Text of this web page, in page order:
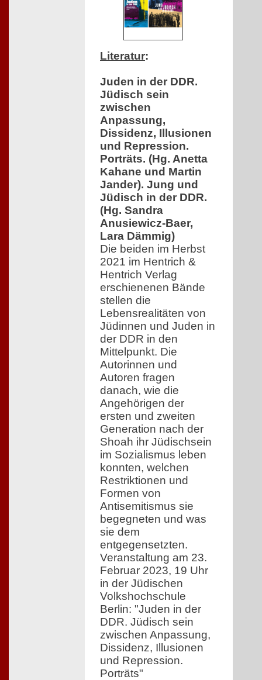
Literatur:
Juden in der DDR.
Jüdisch sein
zwischen
Anpassung,
Dissidenz, Illusionen
und Repression.
Porträts. (Hg. Anetta
Kahane und Martin
Jander). Jung und
Jüdisch in der DDR.
(Hg. Sandra
Anusiewicz-Baer,
Lara Dämmig)
Die beiden im Herbst
2021 im Hentrich &
Hentrich Verlag
erschienenen Bände
stellen die
Lebensrealitäten von
Jüdinnen und Juden in
der DDR in den
Mittelpunkt. Die
Autorinnen und
Autoren fragen
danach, wie die
Angehörigen der
ersten und zweiten
Generation nach der
Shoah ihr Jüdischsein
im Sozialismus leben
konnten, welchen
Restriktionen und
Formen von
Antisemitismus sie
begegneten und was
sie dem
entgegensetzten.
Veranstaltung am 23.
Februar 2023, 19 Uhr
in der Jüdischen
Volkshochschule
Berlin: "Juden in der
DDR. Jüdisch sein
zwischen Anpassung,
Dissidenz, Illusionen
und Repression.
Porträts"